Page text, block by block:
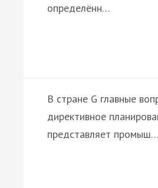
определённ…
В стране G главные
директивное
представляет промыш…